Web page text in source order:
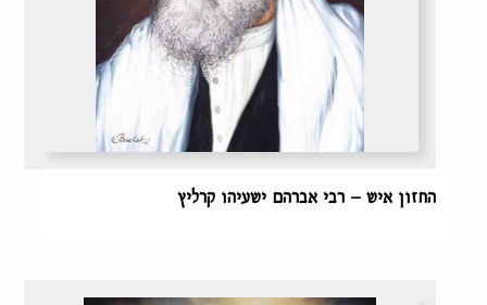
החזון איש – רבי אברהם ישעיהו קרליץ